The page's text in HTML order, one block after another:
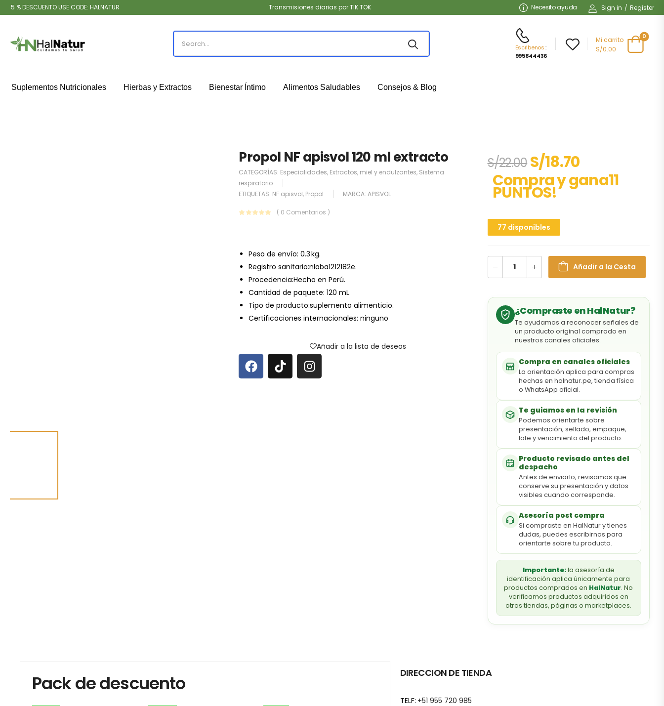
5 % DESCUENTO USE CODE: HALNATUR Transmisiones diarias por TIK TOK Necesito ayuda Sign in / Register
Escribenos:
995844436
Mi carrito
S/0.00
0
Suplementos Nutricionales Hierbas y Extractos Bienestar Íntimo Alimentos Saludables Consejos & Blog
Propol NF apisvol 120 ml extracto
CATEGORÍAS: Especialidades, Extractos, miel y endulzantes, Sistema
respiratorio
ETIQUETAS: NF apisvol, Propol MARCA:APISVOL
( 0 Comentarios )
Peso de envío: 0.3 kg.
Registro sanitario:nlaba1212182e.
Procedencia:Hecho en Perú.
Cantidad de paquete: 120 mL
Tipo de producto:suplemento alimenticio.
Certificaciones internacionales: ninguno
Añadir a la lista de deseos
S/22.00 S/18.70
Compra y gana11
PUNTOS!
77 disponibles
Añadir a la Cesta
¿Compraste en HalNatur?
Te ayudamos a reconocer señales de
un producto original comprado en
nuestros canales oficiales.
Compra en canales oficiales
La orientación aplica para compras
hechas en halnatur.pe, tienda física
o WhatsApp oficial.
Te guiamos en la revisión
Podemos orientarte sobre
presentación, sellado, empaque,
lote y vencimiento del producto.
Producto revisado antes del
despacho
Antes de enviarlo, revisamos que
conserve su presentación y datos
visibles cuando corresponde.
Asesoría post compra
Si compraste en HalNatur y tienes
dudas, puedes escribirnos para
orientarte sobre tu producto.
Importante:la asesoría de
identificación aplica únicamente para
productos comprados en HalNatur. No
verificamos productos adquiridos en
otras tiendas, páginas o marketplaces.
Pack de descuento DIRECCION DE TIENDA
TELF: +51 955 720 985